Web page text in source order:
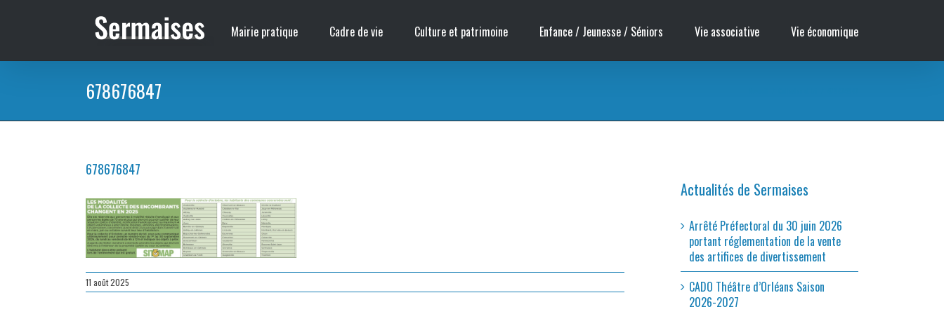
Mairie pratique Cadre de vie Culture et patrimoine Enfance / Jeunesse / Séniors Vie associative Vie économique
678676847
678676847
11 août 2025
Actualités de Sermaises
Arrêté Préfectoral du 30 juin 2026
portant réglementation de la vente
des artifices de divertissement
CADO Théâtre d’Orléans Saison
2026-2027